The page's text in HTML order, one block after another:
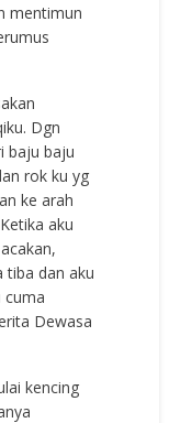
mentimun
Dgn
baju baju
rok ku yg
ke arah
aku
tiba dan aku
cuma
Dewasa
kencing